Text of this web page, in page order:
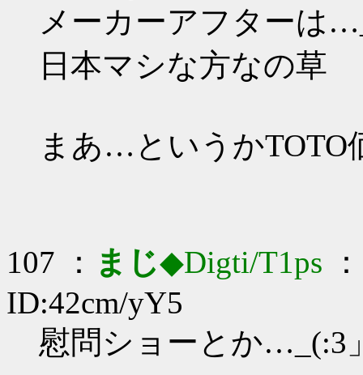
メーカーアフターは
日本マシな方なの草
まあ…というか
107 ： まじ◆Digti/T1ps
ID:42cm/yY5
慰問ショーとか…_(:3